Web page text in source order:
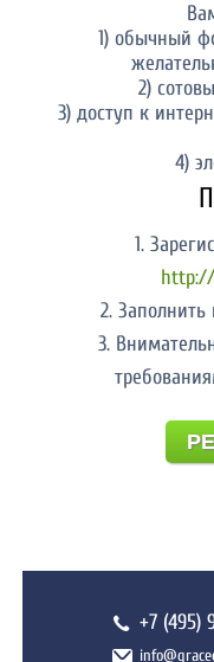
1) обычный
2)
3) доступ к
4)
1.
http://
2. Заполнить
3.
+7 (495)